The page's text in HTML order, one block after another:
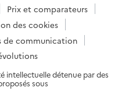
Prix et comparateurs
des cookies
de communication
intellectuelle détenue par des
sous